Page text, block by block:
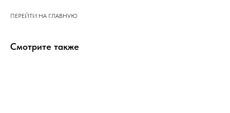
ПЕРЕЙТИ НА ГЛАВНУЮ
Смотрите также